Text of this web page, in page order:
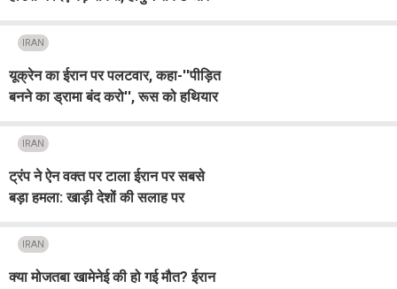
IRAN
यूक्रेन का ईरान पर पलटवार, कहा-''पीड़ित
बनने का ड्रामा बंद करो'', रूस को हथियार
IRAN
ट्रंप ने ऐन वक्त पर टाला ईरान पर सबसे
बड़ा हमला: खाड़ी देशों की सलाह पर
IRAN
क्या मोजतबा खामेनेई की हो गई मौत? ईरान